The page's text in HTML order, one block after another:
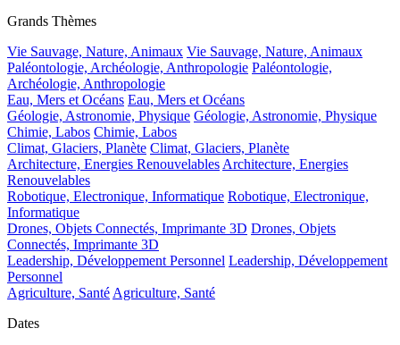
Grands Thèmes
Vie Sauvage, Nature, Animaux Vie Sauvage, Nature, Animaux
Paléontologie, Archéologie, Anthropologie Paléontologie,
Archéologie, Anthropologie
Eau, Mers et Océans Eau, Mers et Océans
Géologie, Astronomie, Physique Géologie, Astronomie, Physique
Chimie, Labos Chimie, Labos
Climat, Glaciers, Planète Climat, Glaciers, Planète
Architecture, Energies RenouvelablesArchitecture, Energies
Renouvelables
Robotique, Electronique, Informatique Robotique, Electronique,
Informatique
Drones, Objets Connectés, Imprimante 3D Drones, Objets
Connectés, Imprimante 3D
Leadership, Développement Personnel Leadership, Développement
Personnel
Agriculture, SantéAgriculture, Santé
Dates